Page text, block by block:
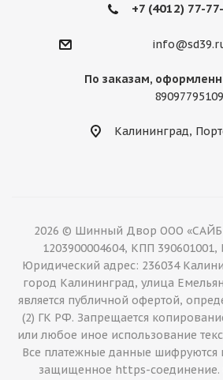
+7 (4012) 77-
По заказам,
89097795109
Калининград,
2026 © Шинный Двор ООО
1203900004604, КПП
Юридический адрес: 236034
город Калининград, улица
является публичной офертой,
(2) ГК РФ. Запрещается
или любое иное использование
Все платежные данные шифруются
защищенное https-соединение.